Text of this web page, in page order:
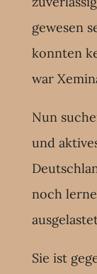
gewesen
konnten
war
Nun
und
noch
Sie ist